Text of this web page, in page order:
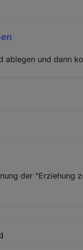
ablegen und dann
der "Erziehung